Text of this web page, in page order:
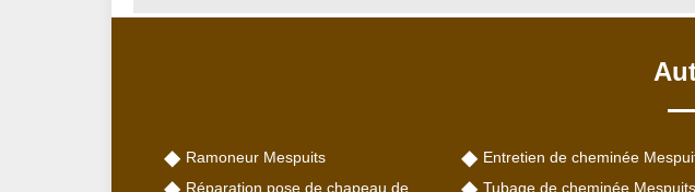
Ramoneur Mespuits
Réparation pose de chapeau de
Entretien de cheminée
Tubage de cheminée Mespuits